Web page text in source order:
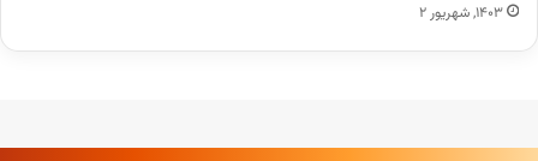
۱۴۰۳, شهریور ۲